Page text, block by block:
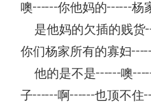
噢┅┅你他妈的┅┅杨
是他妈的欠插的贱
你们杨家所有的寡妇
他的是不是┅┅噢
子┅┅啊┅┅也顶不